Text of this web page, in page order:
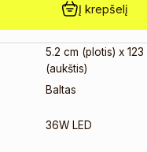
Į krepšelį
5.2 cm (plotis) x
(aukštis)
Baltas
36W LED